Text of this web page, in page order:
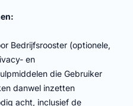
Bedrijfsrooster (optionele,
en
die Gebruiker
danwel inzetten
acht, inclusief de